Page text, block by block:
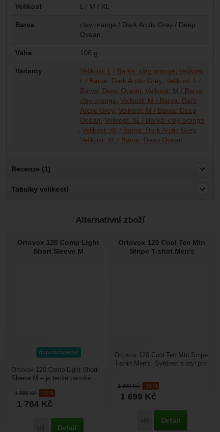
Velikost L / M / XL
Barva
clay orange / Dark Arctic Grey / Deep
Ocean
Váha 106 g
Varianty Velikost: L / Barva: clay orange Velikost:
L / Barva: Dark Arctic Grey Velikost: L /
Barva: Deep Ocean Velikost: M / Barva:
clay orange Velikost: M / Barva: Dark
Arctic Grey Velikost: M / Barva: Deep
Ocean Velikost: XL / Barva: clay orange
Velikost: XL / Barva: Dark Arctic Grey
Velikost: XL / Barva: Deep Ocean
Recenze (1)
Tabulky velikostí
Alternativní zboží
Ortovox 120 Comp Light
Short Sleeve M
doporučujeme!
1 999Kč -11 %
1 784 Kč
Porovnat
Detail
Ortovox 120 Comp Light Short
Sleeve M – je tenké pánské
určené pro aktivní...
Ortovox 120 Cool Tec Mtn
Stripe T-shirt Men's
1 999Kč -15 %
1 699 Kč
Porovnat
Detail
Ortovox 120 Cool Tec Mtn Stripe
T-shirt Men's: Svěžest a styl pro